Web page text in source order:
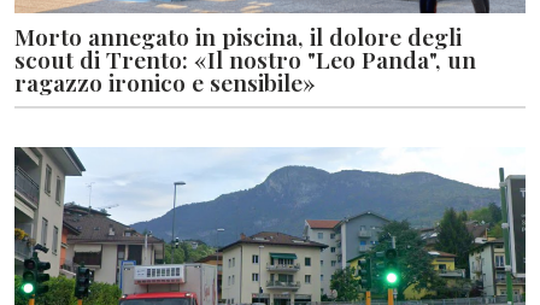
Morto annegato in piscina, il dolore degli
scout di Trento: «Il nostro "Leo Panda", un
ragazzo ironico e sensibile»